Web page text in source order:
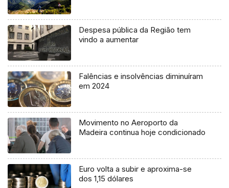
Despesa pública da Região tem
vindo a aumentar
Falências e insolvências diminuíram
em 2024
Movimento no Aeroporto da
Madeira continua hoje condicionado
Euro volta a subir e aproxima-se
dos 1,15 dólares